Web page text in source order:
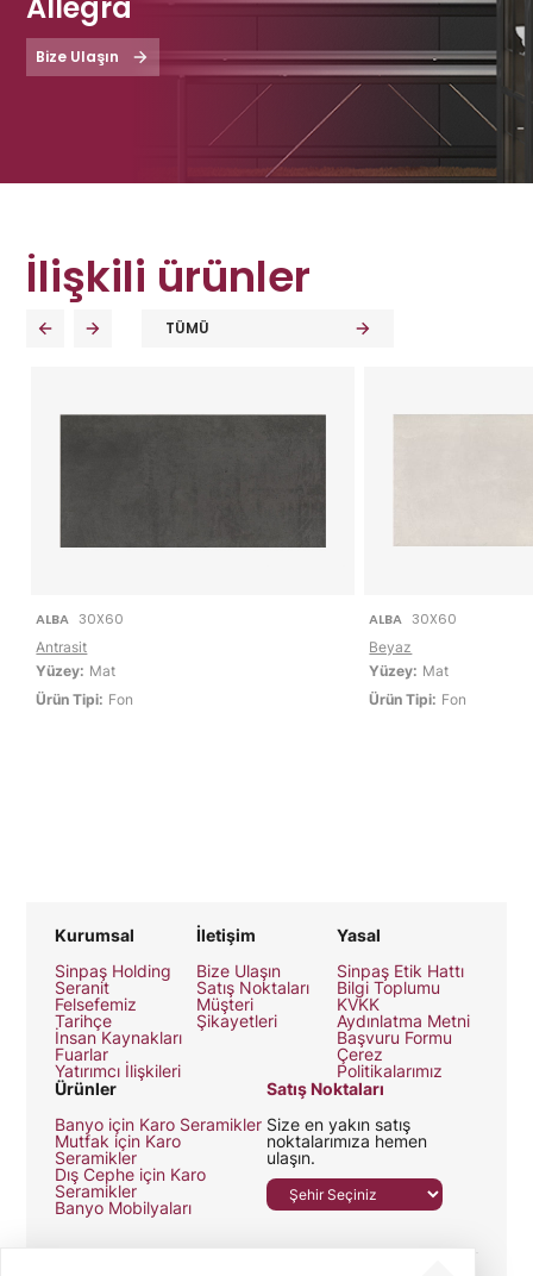
Bize Ulaşın
İlişkili ürünler
TÜMÜ
ALBA 30X60
Antrasit
Yüzey: Mat
Ürün Tipi: Fon
ALBA 30X60
Beyaz
Yüzey: Mat
Ürün Tipi: Fon
Kurumsal
Sinpaş Holding
Seranit
Felsefemiz
Tarihçe
İnsan Kaynakları
Fuarlar
Yatırımcı İlişkileri
İletişim
Bize Ulaşın
Satış Noktaları
Müşteri
Şikayetleri
Yasal
Sinpaş Etik Hattı
Bilgi Toplumu
KVKK
Aydınlatma Metni
Başvuru Formu
Çerez
Politikalarımız
Ürünler
Banyo için Karo Seramikler
Mutfak için Karo
Seramikler
Dış Cephe için Karo
Seramikler
Banyo Mobilyaları
Satış Noktaları
Size en yakın satış
noktalarımıza hemen
ulaşın.